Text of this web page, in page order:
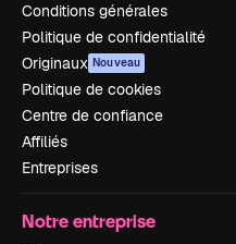
Conditions générales
Politique de confidentialité
Originaux Nouveau
Politique de cookies
Centre de confiance
Affiliés
Entreprises
Notre entreprise